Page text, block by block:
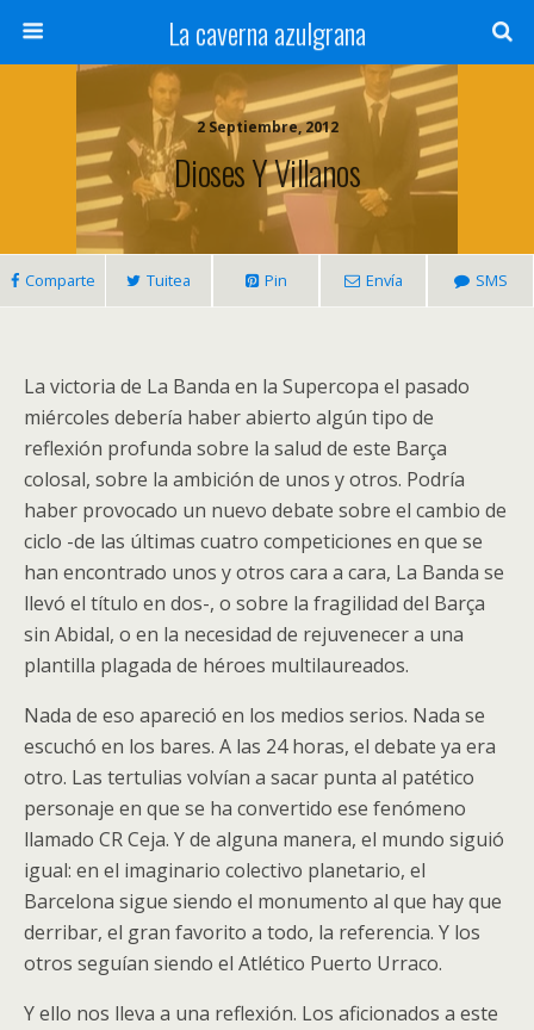
La caverna azulgrana
2 Septiembre, 2012
Dioses Y Villanos
Comparte Tuitea Pin Envía SMS
La victoria de La Banda en la Supercopa el pasado
miércoles debería haber abierto algún tipo de
reflexión profunda sobre la salud de este Barça
colosal, sobre la ambición de unos y otros. Podría
haber provocado un nuevo debate sobre el cambio de
ciclo -de las últimas cuatro competiciones en que se
han encontrado unos y otros cara a cara, La Banda se
llevó el título en dos-, o sobre la fragilidad del Barça
sin Abidal, o en la necesidad de rejuvenecer a una
plantilla plagada de héroes multilaureados.
Nada de eso apareció en los medios serios. Nada se
escuchó en los bares. A las 24 horas, el debate ya era
otro. Las tertulias volvían a sacar punta al patético
personaje en que se ha convertido ese fenómeno
llamado CR Ceja. Y de alguna manera, el mundo siguió
igual: en el imaginario colectivo planetario, el
Barcelona sigue siendo el monumento al que hay que
derribar, el gran favorito a todo, la referencia. Y los
otros seguían siendo el Atlético Puerto Urraco.
Y ello nos lleva a una reflexión. Los aficionados a este